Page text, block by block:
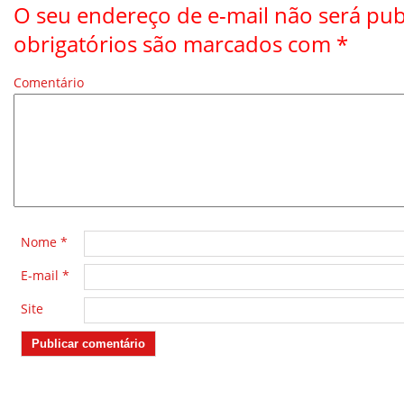
O seu endereço de e-mail não será
obrigatórios são marcados com *
Comentário
Nome *
E-mail *
Site